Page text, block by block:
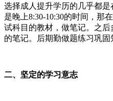
选择成人提升学历的几乎都
是晚上8:30-10:30的时间，那
试科目的教材，做笔记。之
的笔记。后期勤做题练习巩固
二、坚定的学习意志